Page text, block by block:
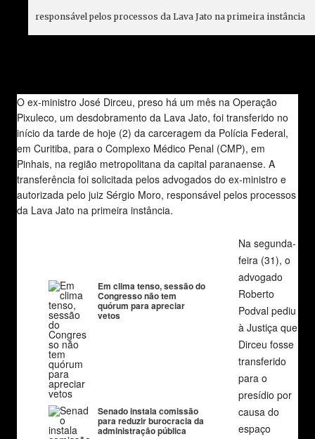
responsável pelos processos da Lava Jato na primeira instância
O ex-ministro José Dirceu, preso há um mês na Operação
Pixuleco, um desdobramento da Lava Jato, foi transferido no
início da tarde de hoje (2) da carceragem da Polícia Federal,
em Curitiba, para o Complexo Médico Penal (CMP), em
Pinhais, na região metropolitana da capital paranaense. A
transferência foi solicitada pelos advogados do ex-ministro e
autorizada pelo juiz Sérgio Moro, responsável pelos processos
da Lava Jato na primeira instância.
Em clima tenso, sessão do
Congresso não tem
quórum para apreciar
vetos
Senado instala comissão
para reduzir burocracia da
administração pública
Na segunda-
feira (31), o
advogado
Roberto
Podval pediu
à Justiça que
Dirceu fosse
transferido
para o
presídio por
causa do
espaço